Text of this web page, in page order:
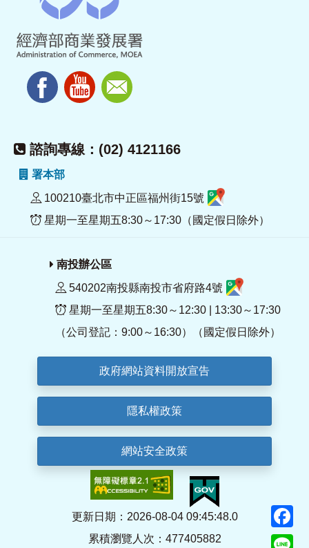
諮詢專線：(02) 4121166
署本部
100210臺北市中正區福州街15號
星期一至星期五8:30～17:30（國定假日除外）
南投辦公區
540202南投縣南投市省府路4號
星期一至星期五8:30～12:30 | 13:30～17:30
（公司登記：9:00～16:30）（國定假日除外）
政府網站資料開放宣告
隱私權政策
網站安全政策
更新日期：2026-08-04 09:45:48.0
累積瀏覽人次：477405882